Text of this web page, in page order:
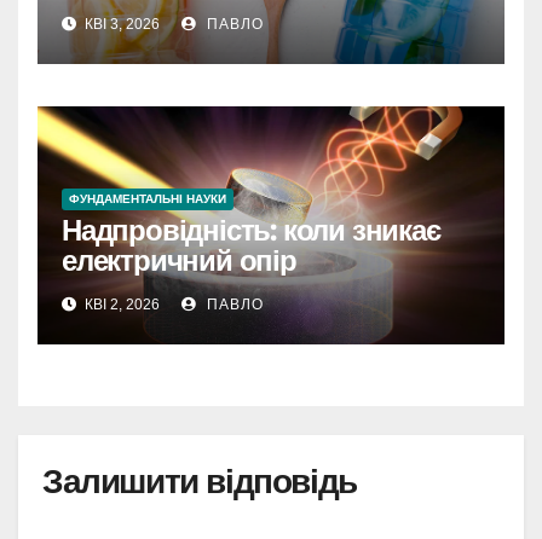
КВІ 3, 2026 ПАВЛО
ФУНДАМЕНТАЛЬНІ НАУКИ
Надпровідність: коли зникає
електричний опір
КВІ 2, 2026 ПАВЛО
Залишити відповідь